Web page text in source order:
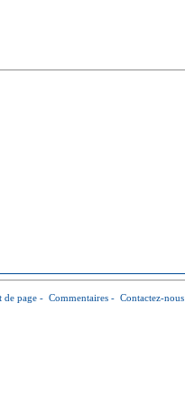
de page - Commentaires - Contactez-nous